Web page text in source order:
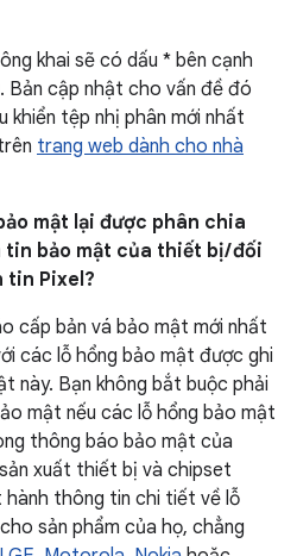
khai sẽ có dấu * bên cạnh
Bản cập nhật cho vấn đề đó
tệp nhị phân mới nhất
trang web dành cho nhà
mật lại được phân chia
bảo mật của thiết bị / đối
tin Pixel?
cấp bản vá bảo mật mới nhất
các lỗ hổng bảo mật được ghi
này. Bạn không bắt buộc phải
mật nếu các lỗ hổng bảo mật
thông báo bảo mật của
xuất thiết bị và chipset
thông tin chi tiết về lỗ
sản phẩm của họ, chẳng